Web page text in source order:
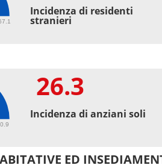
Incidenza di residenti
stranieri
26.3
Incidenza di anziani soli
ED